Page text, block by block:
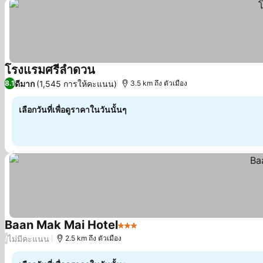
โรงแรมศรีลำดวนดูราคา
8.1ดีมาก (1,545 การให้คะแนน) 3.5 km ถึง ตัวเมือง
เลือกวันที่เพื่อดูราคาในวันนั้นๆ
Baan Mak Mai Hotel3 ดาว
/ไม่มีคะแนน 2.5 km ถึง ตัวเมือง